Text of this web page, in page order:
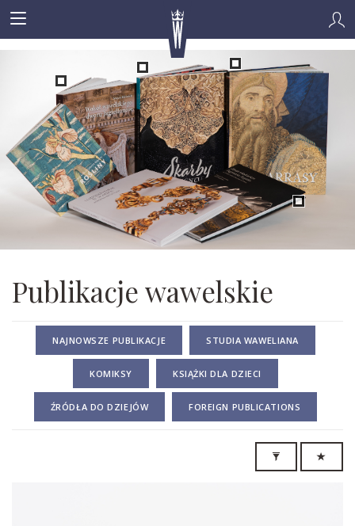
Publikacje wawelskie
NAJNOWSZE PUBLIKACJE STUDIA WAWELIANA
KOMIKSY KSIĄŻKI DLA DZIECI
ŹRÓDŁA DO DZIEJÓW FOREIGN PUBLICATIONS